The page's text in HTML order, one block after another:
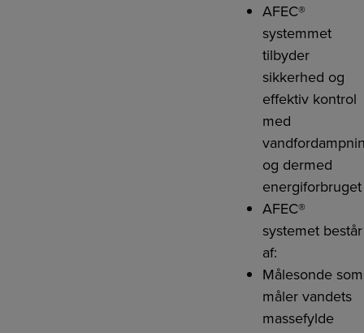
AFEC®
systemmet
tilbyder
sikkerhed og
effektiv kontrol
med
og dermed
energiforbruget
AFEC®
systemet består
af:
Målesonde som
måler vandets
massefylde